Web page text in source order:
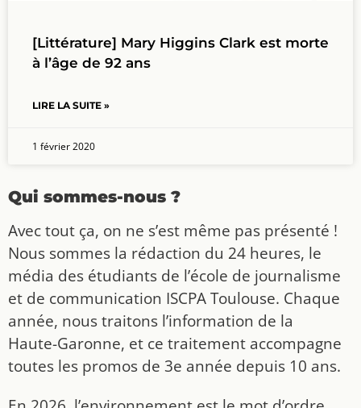
[Littérature] Mary Higgins Clark est morte
à l’âge de 92 ans
LIRE LA SUITE »
1 février 2020
Qui sommes-nous ?
Avec tout ça, on ne s’est même pas présenté !
Nous sommes la rédaction du 24 heures, le
média des étudiants de l’école de journalisme
et de communication ISCPA Toulouse. Chaque
année, nous traitons l’information de la
Haute-Garonne, et ce traitement accompagne
toutes les promos de 3e année depuis 10 ans.